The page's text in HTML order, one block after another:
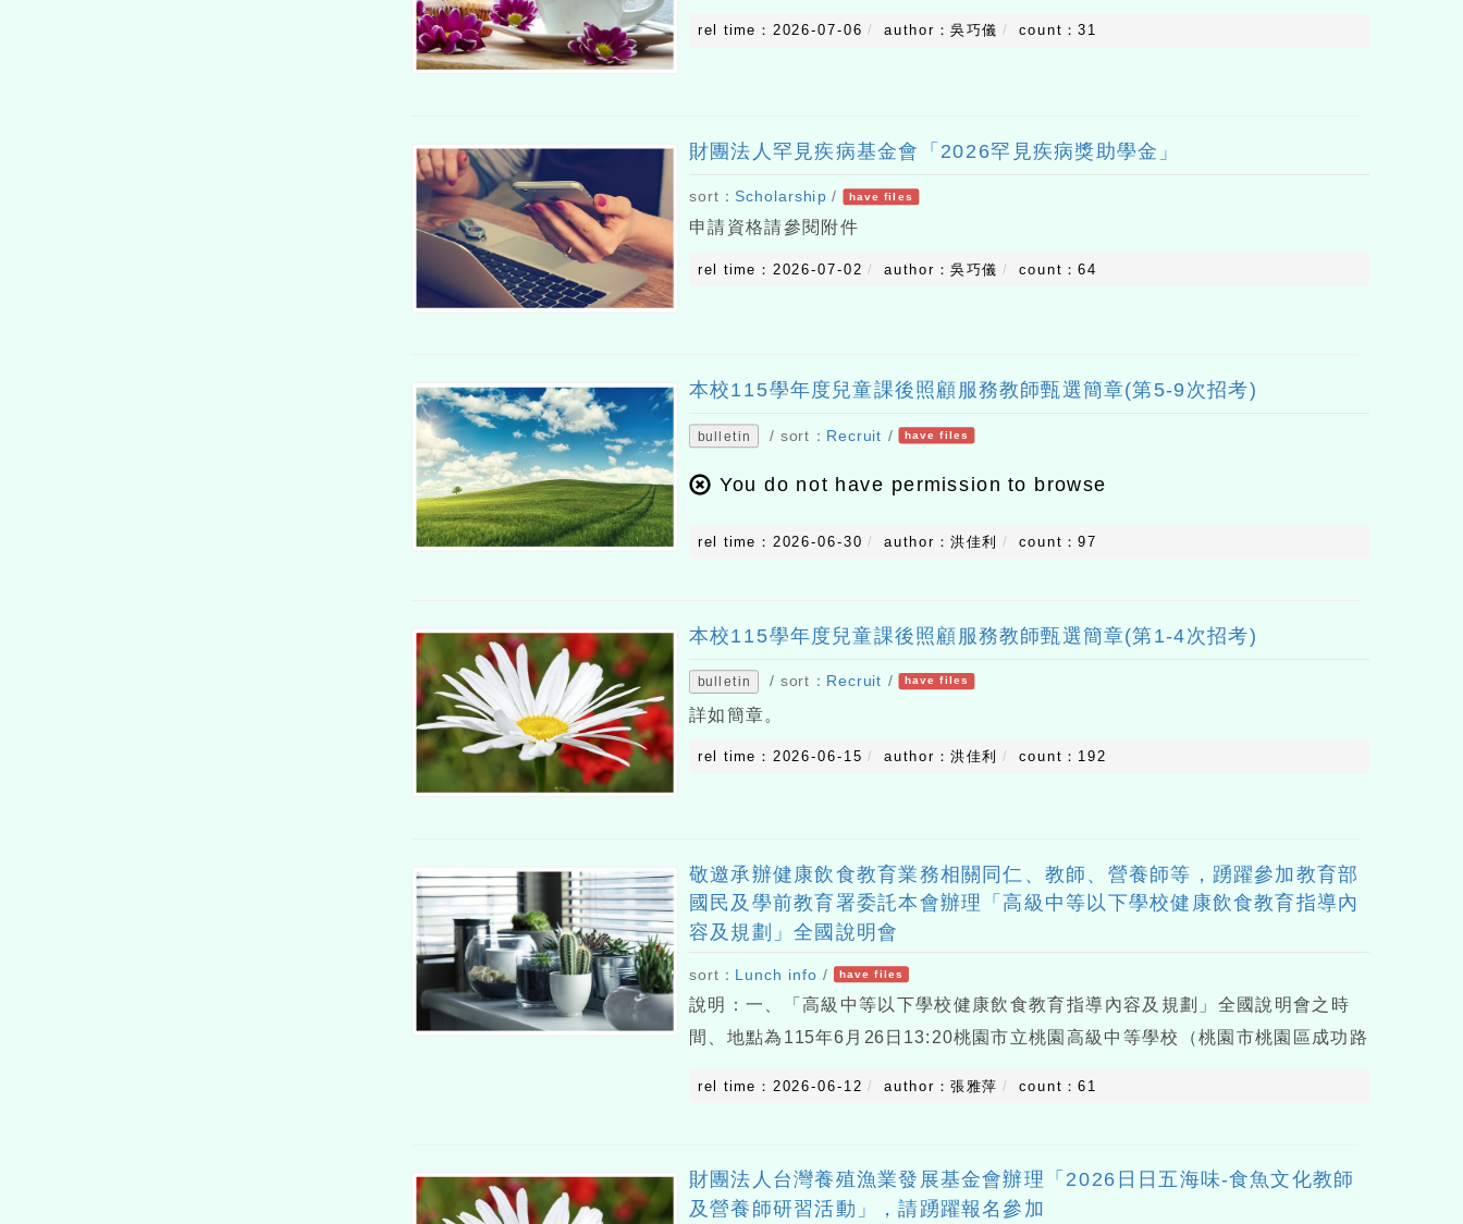
rel time：2026-07-06 author：吳巧儀 count：31
財團法人罕見疾病基金會「2026罕見疾病獎助學金」
sort： Scholarship / have files
申請資格請參閱附件
rel time：2026-07-02 author：吳巧儀 count：64
本校115學年度兒童課後照顧服務教師甄選簡章(第5-9次招考)
bulletin / sort： Recruit / have files
You do not have permission to browse
rel time：2026-06-30 author：洪佳利 count：97
本校115學年度兒童課後照顧服務教師甄選簡章(第1-4次招考)
bulletin / sort： Recruit / have files
詳如簡章。
rel time：2026-06-15 author：洪佳利 count：192
敬邀承辦健康飲食教育業務相關同仁、教師、營養師等，踴躍參加教育部
國民及學前教育署委託本會辦理「高級中等以下學校健康飲食教育指導內
容及規劃」全國說明會
sort： Lunch info / have files
說明：一、「高級中等以下學校健康飲食教育指導內容及規劃」全國說明會之時
間、地點為115年6月26日13:20桃園市立桃園高級中等學校（桃園市桃園區成功路
rel time：2026-06-12 author：張雅萍 count：61
財團法人台灣養殖漁業發展基金會辦理「2026日日五海味-食魚文化教師
及營養師研習活動」，請踴躍報名參加